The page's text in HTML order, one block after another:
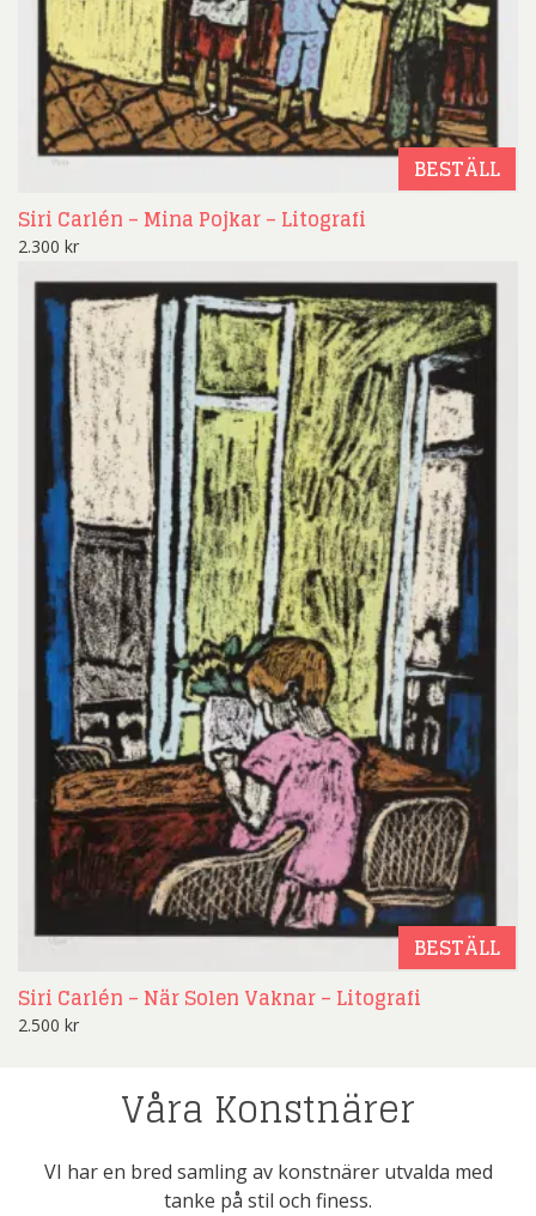
BESTÄLL
Siri Carlén – Mina Pojkar – Litografi
2.300 kr
BESTÄLL
Siri Carlén – När Solen Vaknar – Litografi
2.500 kr
Våra Konstnärer
VI har en bred samling av konstnärer utvalda med
tanke på stil och finess.